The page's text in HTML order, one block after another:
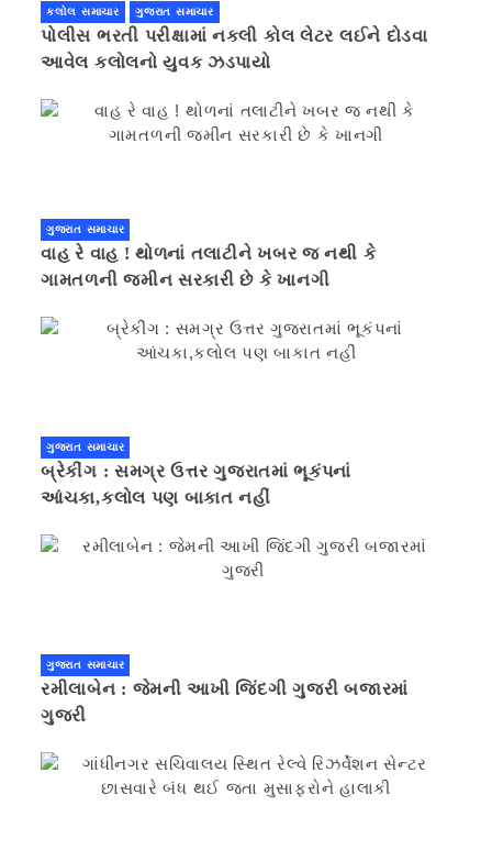
કલોલ સમાચાર ગુજરાત સમાચાર
પોલીસ ભરતી પરીક્ષામાં નકલી કોલ લેટર લઈને દોડવા
આવેલ કલોલનો યુવક ઝડપાયો
ગુજરાત સમાચાર
વાહ રે વાહ ! થોળનાં તલાટીને ખબર જ નથી કે
ગામતળની જમીન સરકારી છે કે ખાનગી
ગુજરાત સમાચાર
બ્રેકીંગ : સમગ્ર ઉત્તર ગુજરાતમાં ભૂકંપનાં
આંચકા,કલોલ પણ બાકાત નહીં
ગુજરાત સમાચાર
રમીલાબેન : જેમની આખી જિંદગી ગુજરી બજારમાં
ગુજરી